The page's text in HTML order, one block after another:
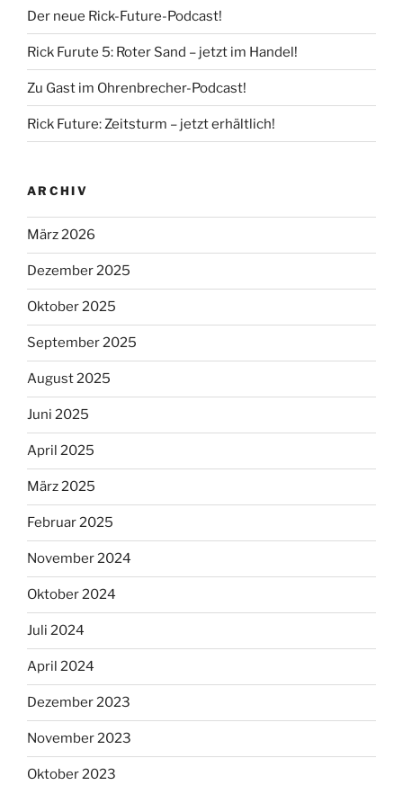
Der neue Rick-Future-Podcast!
Rick Furute 5: Roter Sand – jetzt im Handel!
Zu Gast im Ohrenbrecher-Podcast!
Rick Future: Zeitsturm – jetzt erhältlich!
ARCHIV
März 2026
Dezember 2025
Oktober 2025
September 2025
August 2025
Juni 2025
April 2025
März 2025
Februar 2025
November 2024
Oktober 2024
Juli 2024
April 2024
Dezember 2023
November 2023
Oktober 2023